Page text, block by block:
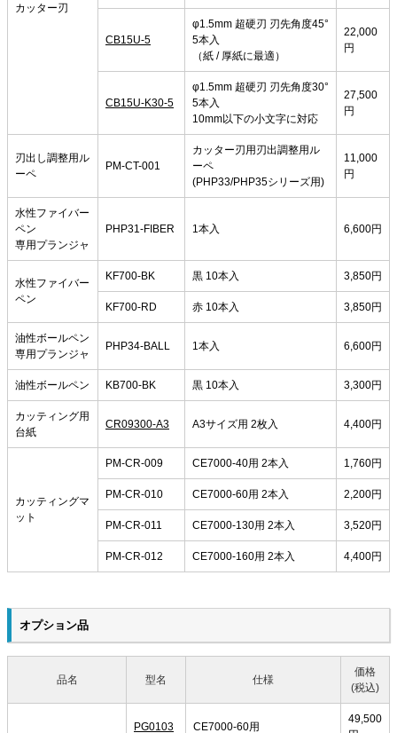
カッター刃
CB15U-5
φ1.5mm 超硬刃 刃先角度45°
5本入
（紙 / 厚紙に最適）
22,000
円
CB15U-K30-5
φ1.5mm 超硬刃 刃先角度30°
5本入
10mm以下の小文字に対応
27,500
円
刃出し調整用ル
ーペ
PM-CT-001
カッター刃用刃出調整用ル
ーペ
(PHP33/PHP35シリーズ用)
11,000
円
水性ファイバー
ペン
専用プランジャ
PHP31-FIBER 1本入 6,600円
水性ファイバー
ペン
KF700-BK 黒 10本入 3,850円
KF700-RD 赤 10本入 3,850円
油性ボールペン
専用プランジャ
PHP34-BALL 1本入 6,600円
油性ボールペン KB700-BK 黒 10本入 3,300円
カッティング用
台紙
CR09300-A3 A3サイズ用 2枚入 4,400円
カッティングマ
ット
PM-CR-009 CE7000-40用 2本入 1,760円
PM-CR-010 CE7000-60用 2本入 2,200円
PM-CR-011 CE7000-130用 2本入 3,520円
PM-CR-012 CE7000-160用 2本入 4,400円
オプション品
品名 型名 仕様
価格
(税込)
PG0103 CE7000-60用
49,500